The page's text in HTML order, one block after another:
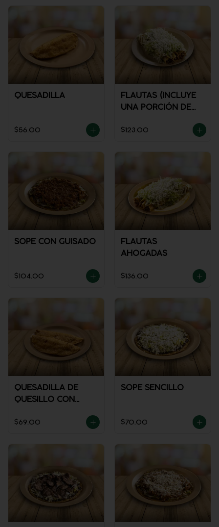
QUESADILLA
$56.00
FLAUTAS (INCLUYE
UNA PORCIÓN DE
$123.00
SOPE CON GUISADO
$104.00
FLAUTAS
AHOGADAS
$136.00
QUESADILLA DE
QUESILLO CON
$69.00
SOPE SENCILLO
$70.00